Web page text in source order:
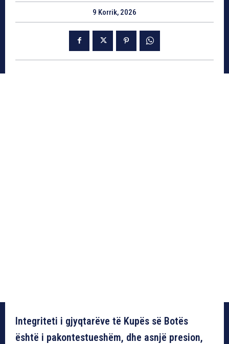
9 Korrik, 2026
Integriteti i gjyqtarëve të Kupës së Botës
është i pakontestueshëm, dhe asnjë presion,